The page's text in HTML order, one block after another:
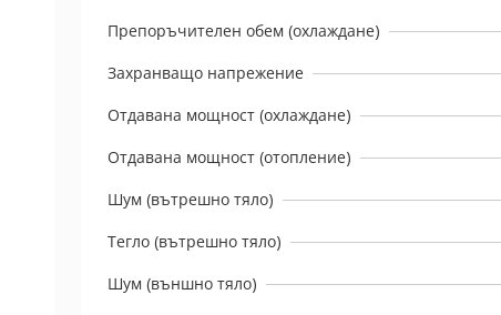
Препоръчителен обем (охлаждане)
Захранващо напрежение
Отдавана мощност (охлаждане)
Отдавана мощност (отопление)
Шум (вътрешно тяло)
Тегло (вътрешно тяло)
Шум (външно тяло)